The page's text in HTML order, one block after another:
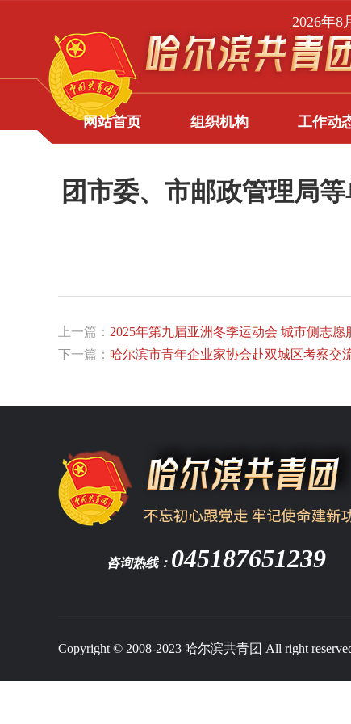
2026年8
网站首页 组织机构 工作动
团市委、市邮政管理局
上一篇： 2025年第九届亚洲冬季运动会 城市侧志
下一篇： 哈尔滨市青年企业家协会赴双城区考察交
咨询热线： 045187651239
Copyright © 2008-2023 哈尔滨共青团 All right